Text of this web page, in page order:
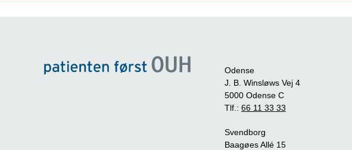
Odense
J. B. Winsløws Vej 4
5000 Odense C
Tlf.: 66 11 33 33
Svendborg
Baagøes Allé 15